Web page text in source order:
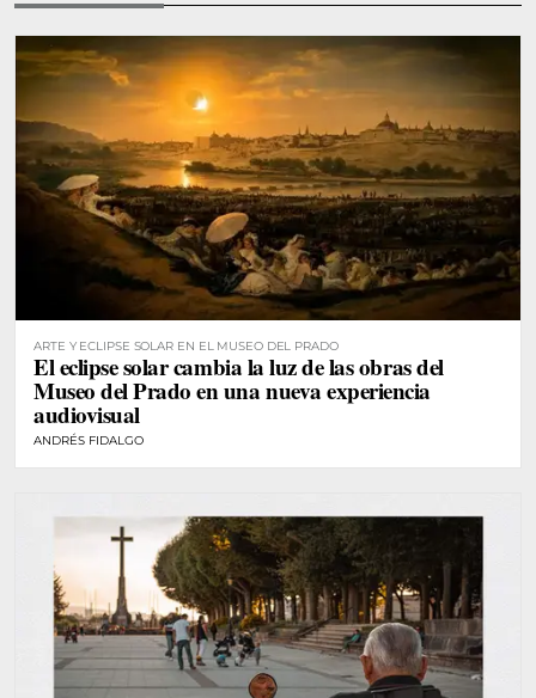
ARTE Y ECLIPSE SOLAR EN EL MUSEO DEL PRADO
El eclipse solar cambia la luz de las obras del
Museo del Prado en una nueva experiencia
audiovisual
ANDRÉS FIDALGO